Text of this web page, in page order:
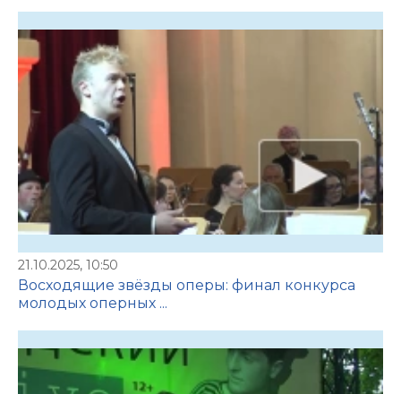
21.10.2025, 10:50
Восходящие звёзды оперы: финал конкурса
молодых оперных ...